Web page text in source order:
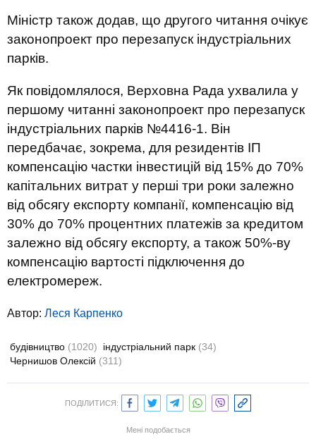
Міністр також додав, що другого читання очікує
законопроект про перезапуск індустріальних
парків.
Як повідомлялося, Верховна Рада ухвалила у
першому читанні законопроект про перезапуск
індустріальних парків №4416-1. Він
передбачає, зокрема, для резидентів ІП
компенсацію частки інвестицій від 15% до 70%
капітальних витрат у перші три роки залежно
від обсягу експорту компанії, компенсацію від
30% до 70% процентних платежів за кредитом
залежно від обсягу експорту, а також 50%-ву
компенсацію вартості підключення до
електромереж.
Автор: Леся Карпенко
будівництво (1020) індустріальний парк (34)
Чернишов Олексій (311)
ПОДІЛИТИСЯ:
Мені подобається